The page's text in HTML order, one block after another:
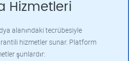
Hizmetleri
alanındaki tecrübesiyle
hizmetler sunar. Platform
şunlardır: